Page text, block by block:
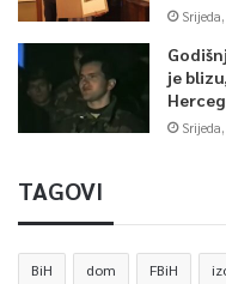
je
TAGOVI
BiH dom FBiH